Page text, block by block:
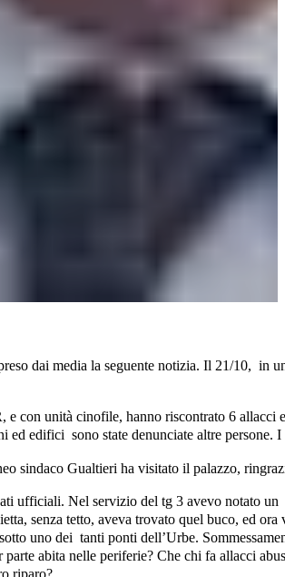
dai media la seguente notizia. Il 21/10, in
e con unità cinofile, hanno riscontrato 6 allacci
ed edifici sono state denunciate altre
sindaco Gualtieri ha visitato il palazzo,
ufficiali. Nel servizio del tg 3 avevo notato un
senza tetto, aveva trovato quel buco, ed
uno dei tanti ponti dell’Urbe.
parte abita nelle periferie? Che chi fa allacci